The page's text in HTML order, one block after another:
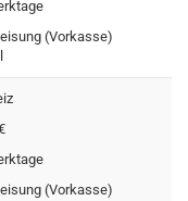
(Vorkasse)
(Vorkasse)